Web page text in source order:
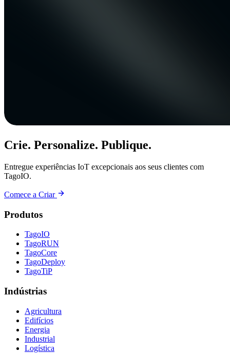
Crie. Personalize. Publique.
Entregue experiências IoT excepcionais aos seus clientes com
TagoIO.
Comece a Criar
Produtos
TagoIO
TagoRUN
TagoCore
TagoDeploy
TagoTiP
Indústrias
Agricultura
Edifícios
Energia
Industrial
Logística